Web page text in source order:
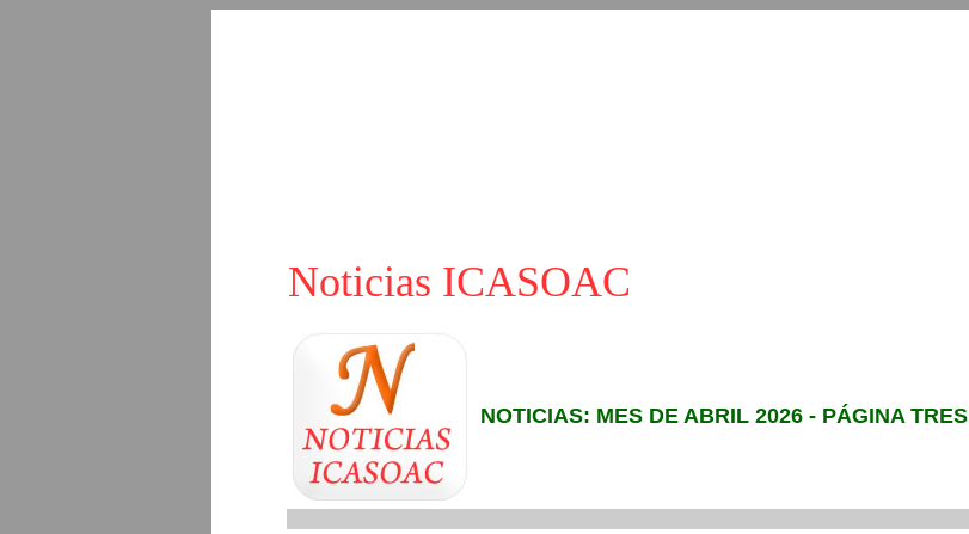
Noticias ICASOAC
NOTICIAS: MES DE ABRIL 2026 - PÁGINA TRES